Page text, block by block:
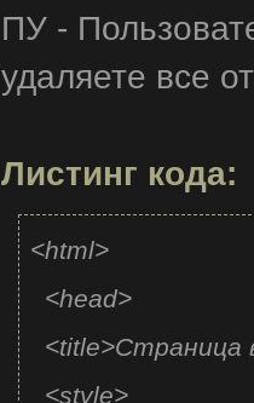
ПУ -
удаляете все
Листинг кода:
<html>
<head>
<style>